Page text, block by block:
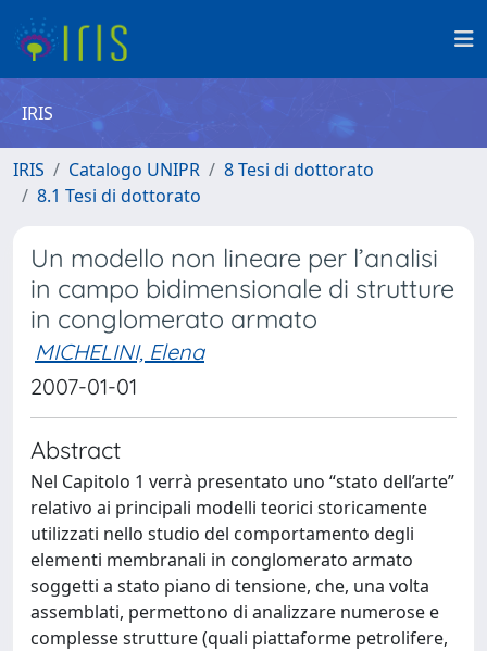
IRIS
IRIS Catalogo UNIPR
8 Tesi di dottorato
8.1 Tesi di dottorato
Un modello non lineare per l’analisi
in campo bidimensionale di strutture
in conglomerato armato
MICHELINI, Elena
2007-01-01
Abstract
Nel Capitolo 1 verrà presentato uno “stato dell’arte”
relativo ai principali modelli teorici storicamente
utilizzati nello studio del comportamento degli
elementi membranali in conglomerato armato
soggetti a stato piano di tensione, che, una volta
assemblati, permettono di analizzare numerose e
complesse strutture (quali piattaforme petrolifere,